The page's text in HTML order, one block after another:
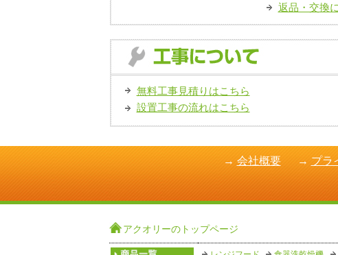
返品・交換
無料工事見積りはこちら
設置工事の流れはこちら
→ プラ
→ 会社概要
アクオリーのトップページ